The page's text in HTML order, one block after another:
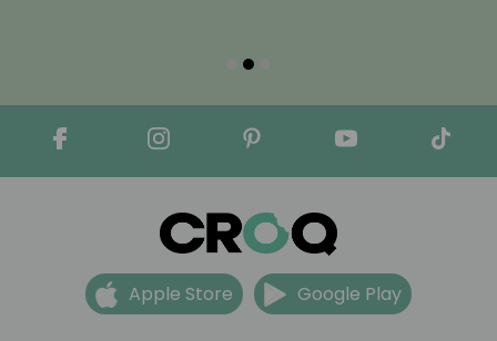
Apple Store Google Play